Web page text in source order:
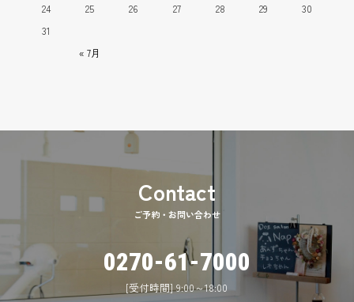
« 7月
24
25 26 27 28 29
30
31
ご予約・お問い合わせ
0270-61-7000
[受付時間] 9:00～18:00